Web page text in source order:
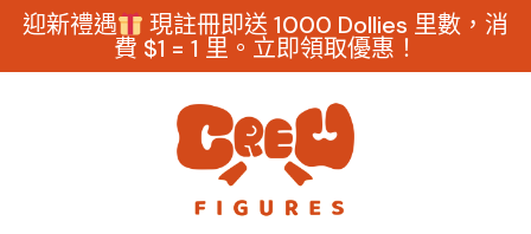
迎新禮遇 現註冊即送 1000 Dollies 里數，消
費 $1 = 1 里。立即領取優惠！